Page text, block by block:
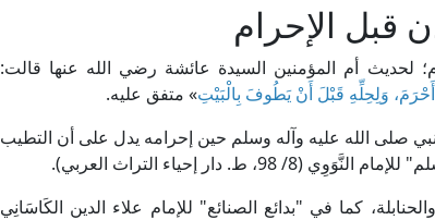
قبل الإحرام
لحديث أم المؤمنين السيدة عائشة رضي الله عنها قالت:
وَلِحِلِّهِ قَبْلَ أَنْ يَطُوفَ بِالْبَيْتِ» متفق عليه.
صلى الله عليه وآله وسلم حين إحرامه يدل على أن التطيب
دار إحياء التراث العربي).
كما في "بدائع الصنائع" للإمام علاء الدين الكَاسَانِي